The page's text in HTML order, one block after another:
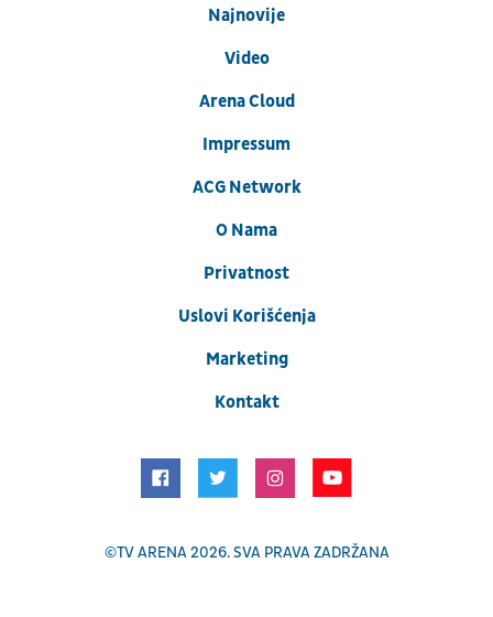
Najnovije
Video
Arena Cloud
Impressum
ACG Network
O Nama
Privatnost
Uslovi Korišćenja
Marketing
Kontakt
©TV ARENA2026. SVA PRAVA ZADRŽANA